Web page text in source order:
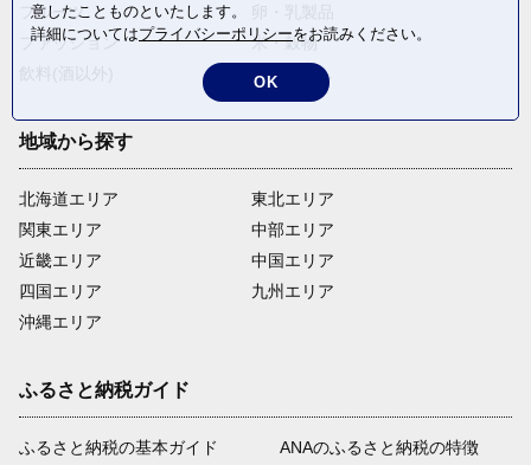
フルーツ
ファッション
米・穀物
返礼品なし
地域から探す
北海道エリア
関東エリア
近畿エリア
四国エリア
沖縄エリア
東北エリア
中部エリア
中国エリア
九州エリア
ふるさと納税ガイド
ふるさと納税の基本ガイド
ANAのふるさと納税の特徴
意したことものといたします。
詳細についてはプライバシーポリシーをお読みください。
OK